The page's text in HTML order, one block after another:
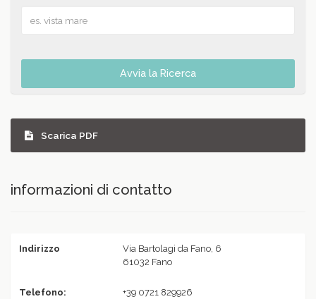
Avvia la Ricerca
Scarica PDF
informazioni di contatto
Indirizzo
Via Bartolagi da Fano, 6
61032 Fano
Telefono: +39 0721 829926